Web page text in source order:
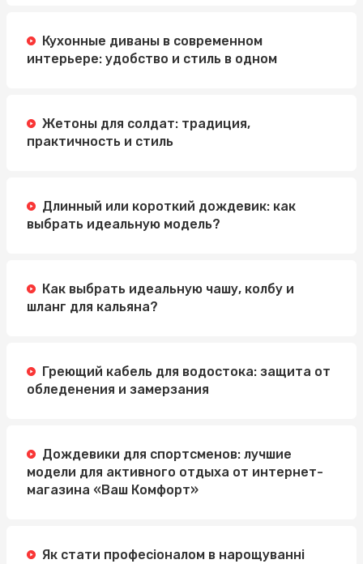
Кухонные диваны в современном
интерьере: удобство и стиль в одном
Жетоны для солдат: традиция,
практичность и стиль
Длинный или короткий дождевик: как
выбрать идеальную модель?
Как выбрать идеальную чашу, колбу и
шланг для кальяна?
Греющий кабель для водостока: защита от
обледенения и замерзания
Дождевики для спортсменов: лучшие
модели для активного отдыха от интернет-
магазина «Ваш Комфорт»
Як стати професіоналом в нарощуванні